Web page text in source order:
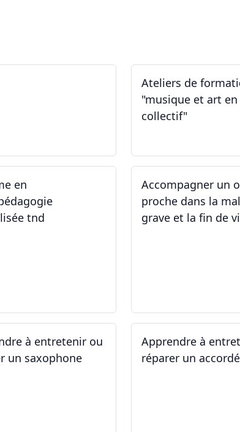
Ateliers de
"musique et art en
collectif"
en
tnd
Accompagner un
proche dans la
grave et la fin de
à entretenir ou
un saxophone
Apprendre à
réparer un